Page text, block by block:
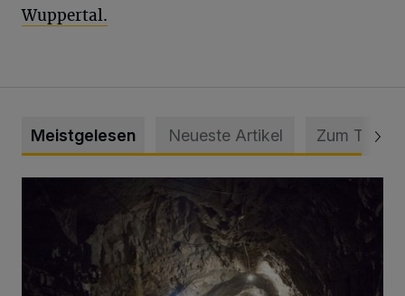
Wuppertal.
Meistgelesen Neueste Artikel Zum Thema